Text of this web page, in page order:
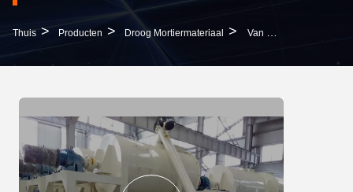
Thuis > Producten > Droog Mortiermateriaal > Van De Het Mortiermixer Van Het Hoog Rendementlint De Droge Aangepaste Kleur Machine